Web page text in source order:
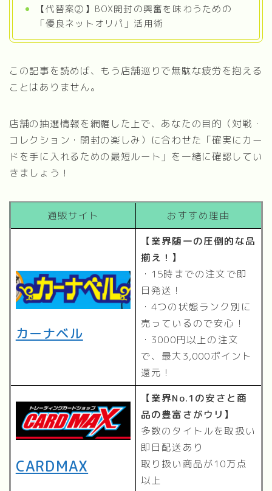
【代替案②】BOX開封の興奮を味わうための
「優良ネットオリパ」活用術
この記事を読めば、もう店舗巡りで無駄な疲労を抱える
ことはありません。
店舗の抽選情報を網羅した上で、あなたの目的（対戦・
コレクション・開封の楽しみ）に合わせた「確実にカー
ドを手に入れるための最短ルート」を一緒に確認してい
きましょう！
通販サイト おすすめ理由
カーナベル
【業界随一の圧倒的な品
揃え！】
・15時までの注文で即
日発送！
・4つの状態ランク別に
売っているので安心！
・3000円以上の注文
で、最大3,000ポイント
還元！
CARDMAX
【業界No.1の安さと商
品の豊富さがウリ】
多数のタイトルを取扱い
即日配送あり
取り扱い商品が10万点
以上